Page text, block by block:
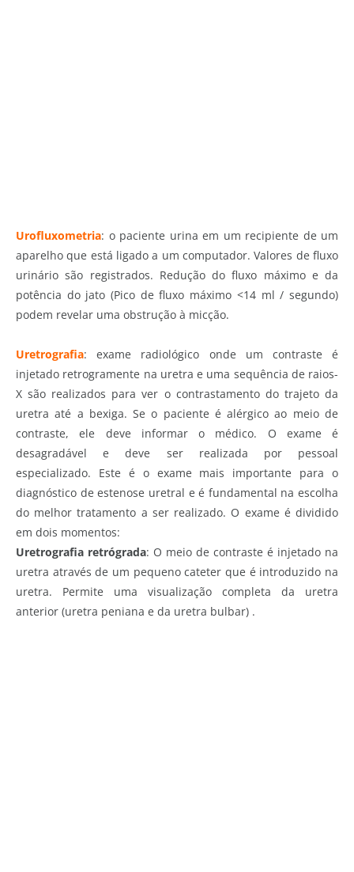
Urofluxometria: o paciente urina em um recipiente de um
aparelho que está ligado a um computador. Valores de fluxo
urinário são registrados. Redução do fluxo máximo e da
potência do jato (Pico de fluxo máximo <14 ml / segundo)
podem revelar uma obstrução à micção.
Uretrografia: exame radiológico onde um contraste é
injetado retrogramente na uretra e uma sequência de raios-
X são realizados para ver o contrastamento do trajeto da
uretra até a bexiga. Se o paciente é alérgico ao meio de
contraste, ele deve informar o médico. O exame é
desagradável e deve ser realizada por pessoal
especializado. Este é o exame mais importante para o
diagnóstico de estenose uretral e é fundamental na escolha
do melhor tratamento a ser realizado. O exame é dividido
em dois momentos:
Uretrografia retrógrada: O meio de contraste é injetado na
uretra através de um pequeno cateter que é introduzido na
uretra. Permite uma visualização completa da uretra
anterior (uretra peniana e da uretra bulbar) .